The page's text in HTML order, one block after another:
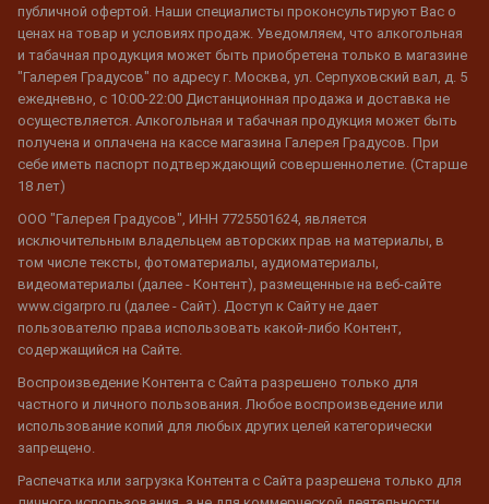
публичной офертой. Наши специалисты проконсультируют Вас о
ценах на товар и условиях продаж. Уведомляем, что алкогольная
и табачная продукция может быть приобретена только в магазине
"Галерея Градусов" по адресу г. Москва, ул. Серпуховский вал, д. 5
ежедневно, с 10:00-22:00 Дистанционная продажа и доставка не
осуществляется. Алкогольная и табачная продукция может быть
получена и оплачена на кассе магазина Галерея Градусов. При
себе иметь паспорт подтверждающий совершеннолетие. (Старше
18 лет)
ООО "Галерея Градусов", ИНН 7725501624, является
исключительным владельцем авторских прав на материалы, в
том числе тексты, фотоматериалы, аудиоматериалы,
видеоматериалы (далее - Контент), размещенные на веб-сайте
www.cigarpro.ru (далее - Сайт). Доступ к Сайту не дает
пользователю права использовать какой-либо Контент,
содержащийся на Сайте.
Воспроизведение Контента с Сайта разрешено только для
частного и личного пользования. Любое воспроизведение или
использование копий для любых других целей категорически
запрещено.
Распечатка или загрузка Контента с Сайта разрешена только для